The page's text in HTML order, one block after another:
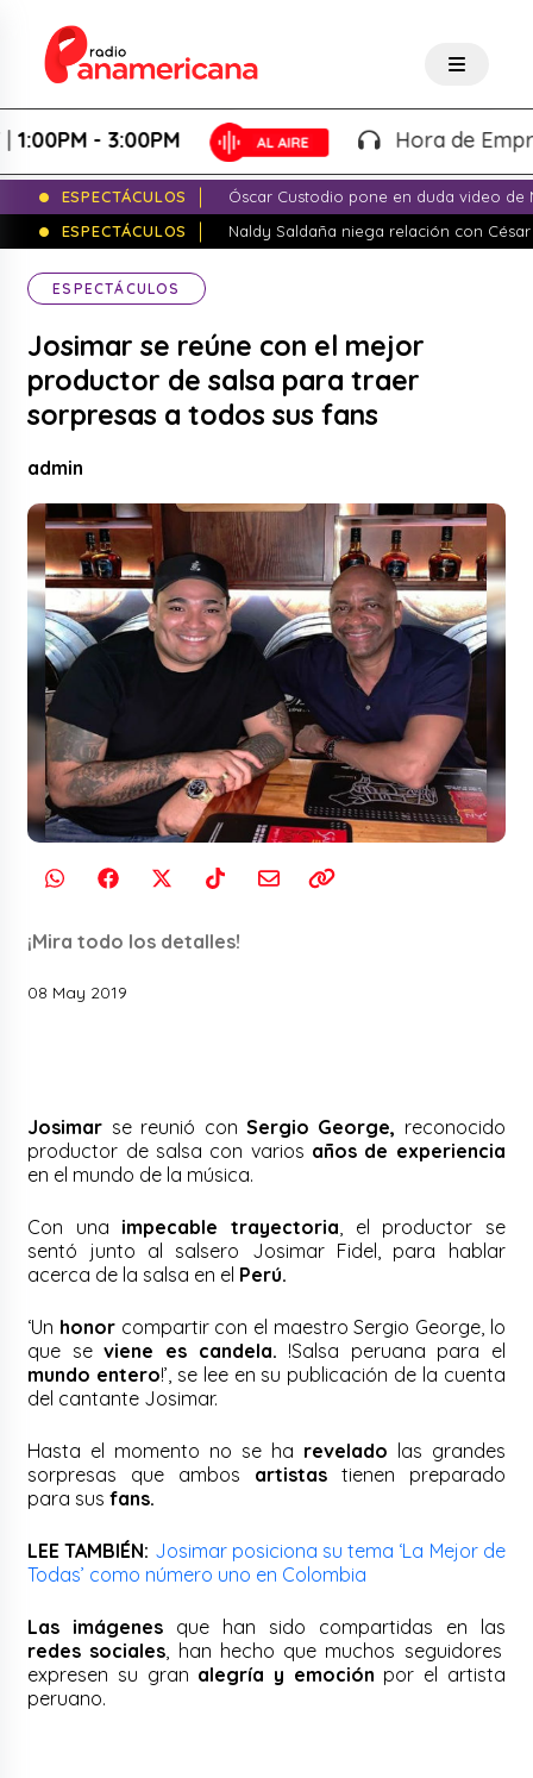
- 3:00PM Hora de
ESPECTÁCULOS
Óscar Custodio pone en duda video de
ESPECTÁCULOS
Naldy Saldaña niega relación con
ESPECTÁCULOS
Josimar se reúne con el mejor
productor de salsa para traer
sorpresas a todos sus fans
admin
¡Mira todo los detalles!
08 May 2019
Josimar se reunió con Sergio George, reconocido
productor de salsa con varios años de experiencia
en el mundo de la música.
Con una impecable trayectoria , el productor se
sentó junto al salsero Josimar Fidel, para hablar
acerca de la salsa en el Perú.
‘Un honorcompartir con el maestro Sergio George, lo
que seviene es candela. !Salsa peruana para el
mundo entero!’, se lee en su publicación de la cuenta
del cantante Josimar.
Hasta el momento no se ha revelado las grandes
sorpresas que ambos artistastienen preparado
para susfans.
LEE TAMBIÉN: Josimar posiciona su tema ‘La Mejor de
Todas’ como número uno en Colombia
Las imágenes que han sido compartidas en las
redes sociales , han hecho que muchos seguidores
expresen su gran alegría y emoción por el artista
peruano.